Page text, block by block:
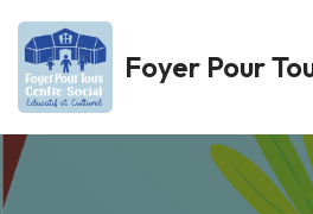
Aller
au
contenu
Foyer Pour